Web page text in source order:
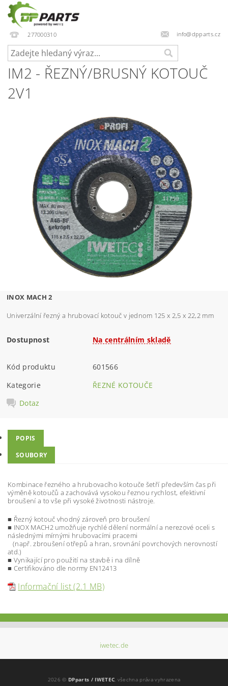
277000310 info@dpparts.cz
IM2 - ŘEZNÝ/BRUSNÝ KOTOUČ
2V1
INOX MACH 2
Univerzální řezný a hrubovací kotouč v jednom 125 x 2,5 x 22,2 mm
Dostupnost Na centrálním skladě
Kód produktu
601566
Kategorie
ŘEZNÉ KOTOUČE
Dotaz
POPIS
SOUBORY
Kombinace řezného a hrubovacího kotouče šetří především čas při
výměně kotoučů a zachovává vysokou řeznou rychlost, efektivní
broušení a to vše při vysoké životnosti nástroje.
■ Řezný kotouč vhodný zároveň pro broušení
■ INOX MACH2 umožňuje rychlé dělení normální a nerezové oceli s
následnými mírnými hrubovacími pracemi
(např. zbroušení otřepů a hran, srovnání povrchových nerovností
atd.)
■ Vynikající pro použití na stavbě i na dílně
■ Certiﬁkováno dle normy EN12413
Informační list (2.1 MB)
iwetec.de
2026 © DPparts / IWETEC, všechna práva vyhrazena